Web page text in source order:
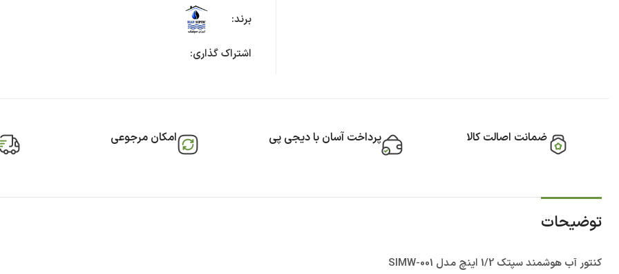
برند:
اشتراک گذاری:
ضمانت اصالت کالا پرداخت آسان با دیجی پی امکان مرجوعی
توضیحات
کنتور آب هوشمند سپتک 1/2 اینچ مدل SIMW-001